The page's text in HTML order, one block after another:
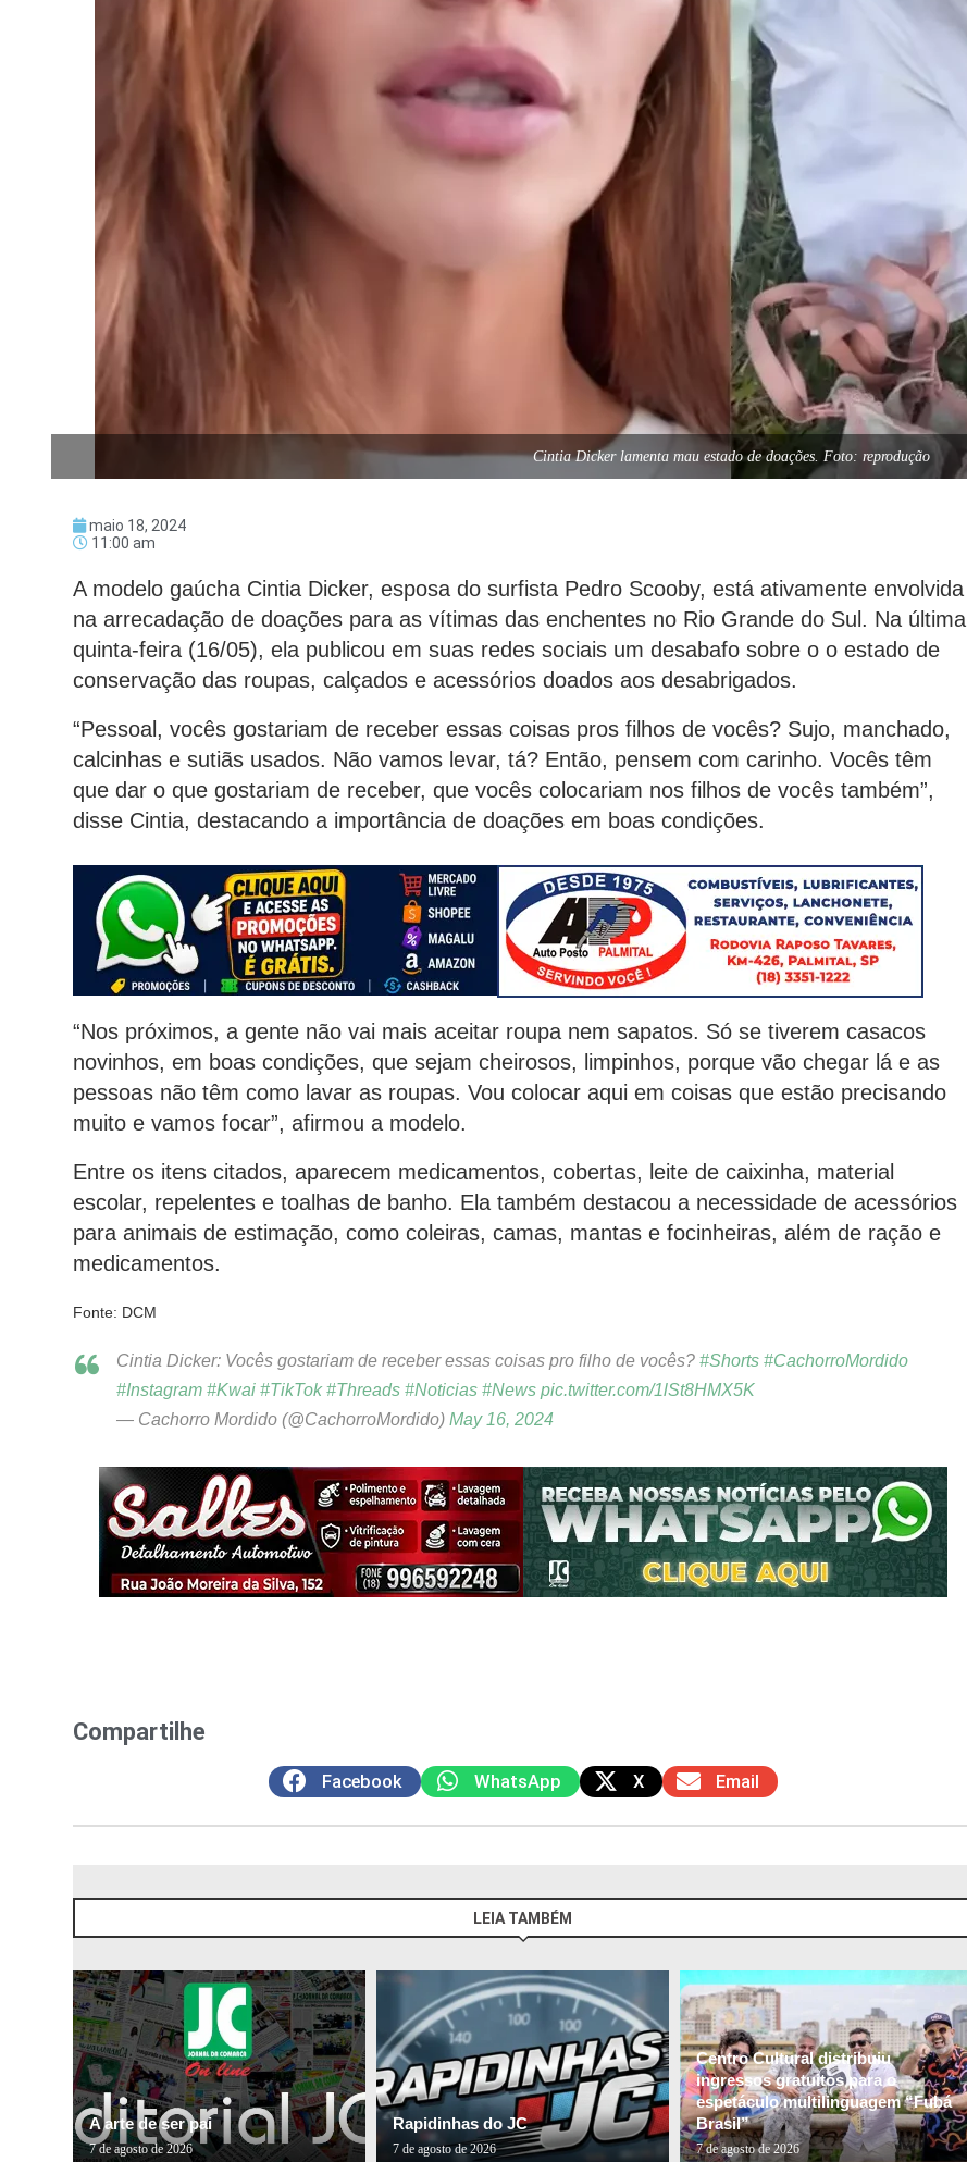
Cintia Dicker lamenta mau estado de doações. Foto: reprodução
maio 18, 2024
11:00 am
A modelo gaúcha Cintia Dicker, esposa do surfista Pedro Scooby, está ativamente envolvida
na arrecadação de doações para as vítimas das enchentes no Rio Grande do Sul. Na última
quinta-feira (16/05), ela publicou em suas redes sociais um desabafo sobre o o estado de
conservação das roupas, calçados e acessórios doados aos desabrigados.
“Pessoal, vocês gostariam de receber essas coisas pros filhos de vocês? Sujo, manchado,
calcinhas e sutiãs usados. Não vamos levar, tá? Então, pensem com carinho. Vocês têm
que dar o que gostariam de receber, que vocês colocariam nos filhos de vocês também”,
disse Cintia, destacando a importância de doações em boas condições.
“Nos próximos, a gente não vai mais aceitar roupa nem sapatos. Só se tiverem casacos
novinhos, em boas condições, que sejam cheirosos, limpinhos, porque vão chegar lá e as
pessoas não têm como lavar as roupas. Vou colocar aqui em coisas que estão precisando
muito e vamos focar”, afirmou a modelo.
Entre os itens citados, aparecem medicamentos, cobertas, leite de caixinha, material
escolar, repelentes e toalhas de banho. Ela também destacou a necessidade de acessórios
para animais de estimação, como coleiras, camas, mantas e focinheiras, além de ração e
medicamentos.
Fonte: DCM
Cintia Dicker: Vocês gostariam de receber essas coisas pro filho de vocês? #Shorts #CachorroMordido
#Instagram #Kwai #TikTok #Threads #Noticias #News pic.twitter.com/1lSt8HMX5K
— Cachorro Mordido (@CachorroMordido) May 16, 2024
Compartilhe
Facebook WhatsApp X Email
LEIA TAMBÉM
A arte de ser pai
7 de agosto de 2026
Rapidinhas do JC
7 de agosto de 2026
Centro Cultural distribuiu
ingressos gratuitos para o
espetáculo multilinguagem “Fubá
Brasil”
7 de agosto de 2026